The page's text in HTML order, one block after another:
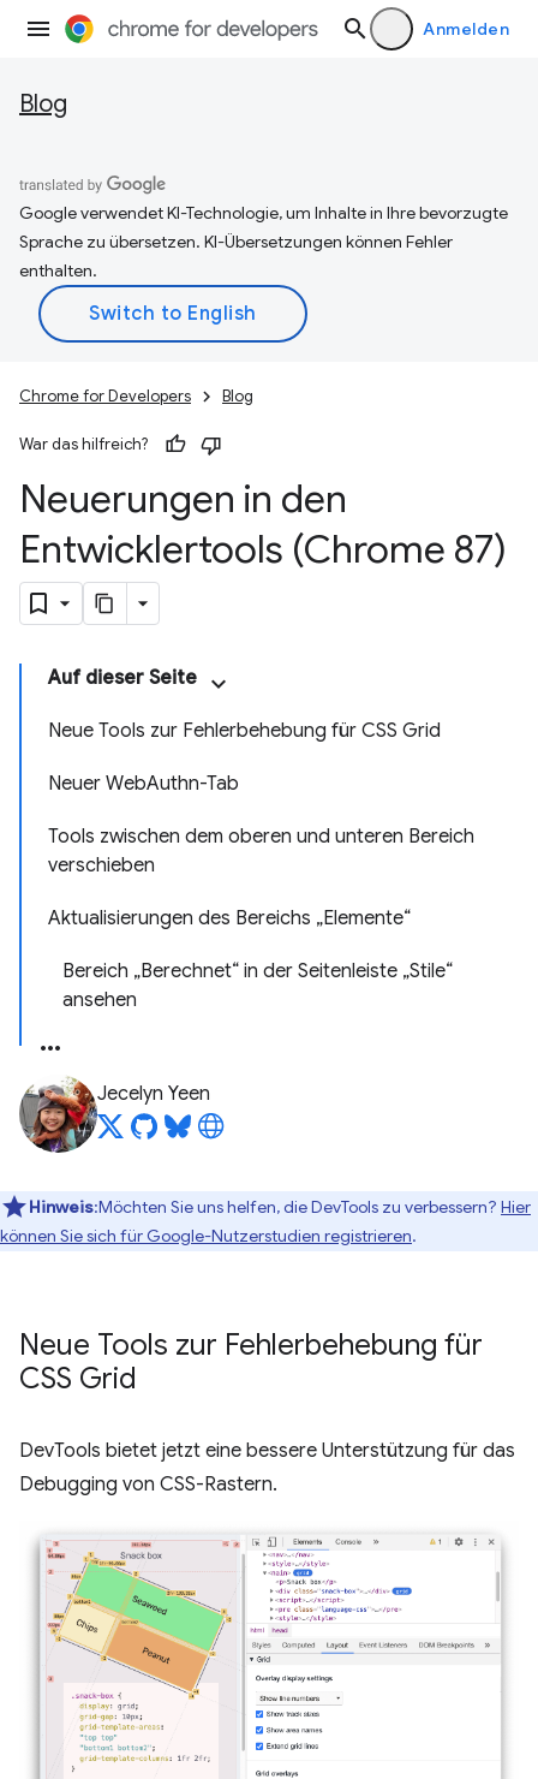
Anmelden
Blog
Google verwendet KI-Technologie, um Inhalte in Ihre bevorzugte
Sprache zu übersetzen. KI-Übersetzungen können Fehler
enthalten.
Chrome for Developers Blog
War das hilfreich?
Neuerungen in den
Entwicklertools (Chrome 87)
Auf dieser Seite
Neue Tools zur Fehlerbehebung für CSS Grid
Neuer WebAuthn-Tab
Tools zwischen dem oberen und unteren Bereich
verschieben
Aktualisierungen des Bereichs „Elemente“
Bereich „Berechnet“ in der Seitenleiste „Stile“
ansehen
Jecelyn Yeen
Hinweis:Möchten Sie uns helfen, die DevTools zu verbessern? Hier
können Sie sich für Google-Nutzerstudien registrieren.
Neue Tools zur Fehlerbehebung für
CSS Grid
DevTools bietet jetzt eine bessere Unterstützung für das
Debugging von CSS-Rastern.